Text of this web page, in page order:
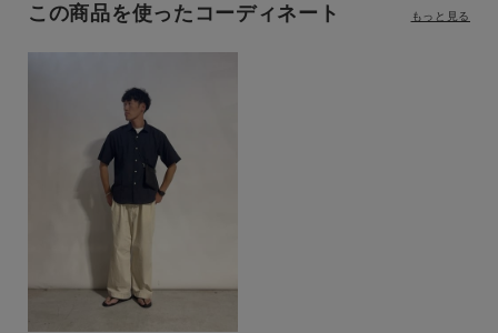
この商品を使ったコーディネート もっと見る